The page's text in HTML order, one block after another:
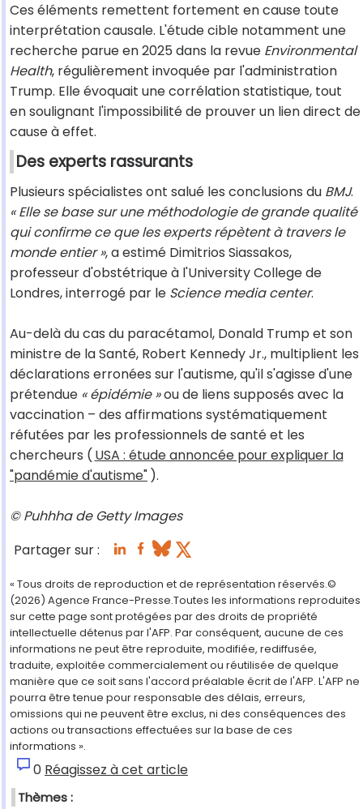
Ces éléments remettent fortement en cause toute
interprétation causale. L'étude cible notamment une
recherche parue en 2025 dans la revue Environmental
Health, régulièrement invoquée par l'administration
Trump. Elle évoquait une corrélation statistique, tout
en soulignant l'impossibilité de prouver un lien direct de
cause à effet.
Des experts rassurants
Plusieurs spécialistes ont salué les conclusions du BMJ.
« Elle se base sur une méthodologie de grande qualité
qui confirme ce que les experts répètent à travers le
monde entier », a estimé Dimitrios Siassakos,
professeur d'obstétrique à l'University College de
Londres, interrogé par le Science media center.
Au-delà du cas du paracétamol, Donald Trump et son
ministre de la Santé, Robert Kennedy Jr., multiplient les
déclarations erronées sur l'autisme, qu'il s'agisse d'une
prétendue « épidémie »ou de liens supposés avec la
vaccination – des affirmations systématiquement
réfutées par les professionnels de santé et les
chercheurs ( USA : étude annoncée pour expliquer la
"pandémie d'autisme" ).
© Puhhha de Getty Images
Partager sur :
« Tous droits de reproduction et de représentation réservés.©
(2026) Agence France-Presse.Toutes les informations reproduites
sur cette page sont protégées par des droits de propriété
intellectuelle détenus par l'AFP. Par conséquent, aucune de ces
informations ne peut être reproduite, modifiée, rediffusée,
traduite, exploitée commercialement ou réutilisée de quelque
manière que ce soit sans l'accord préalable écrit de l'AFP. L'AFP ne
pourra être tenue pour responsable des délais, erreurs,
omissions qui ne peuvent être exclus, ni des conséquences des
actions ou transactions effectuées sur la base de ces
informations ».
0 Réagissez à cet article
Thèmes :